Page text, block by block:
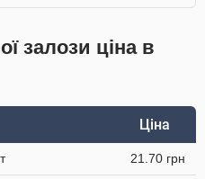
залози ціна в
Ціна
21.70 грн